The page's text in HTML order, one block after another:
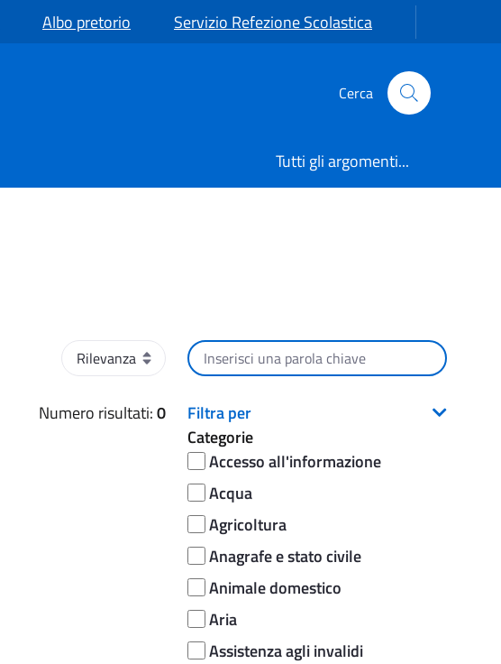
Albo pretorio Servizio Refezione Scolastica
Cerca
Tutti gli argomenti...
Ordinamento
Numero risultati:0
Cerca per testo
Filtra per
Categorie
Accesso all'informazione
Acqua
Agricoltura
Anagrafe e stato civile
Animale domestico
Aria
Assistenza agli invalidi